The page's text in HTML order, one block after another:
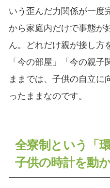
いう歪んだ力関係が一度
から家庭内だけで事態が
ん。どれだけ親が接し方
「今の部屋」「今の親
ままでは、子供の自立に
ったままなのです。
全寮制という「
子供の時計を動